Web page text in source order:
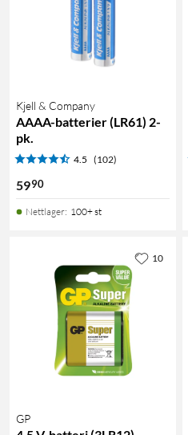
Kjell & Company
AAAA-batterier (LR61) 2-
pk.
4.5 (102)
5990
Nettlager: 100+ st
GP
10